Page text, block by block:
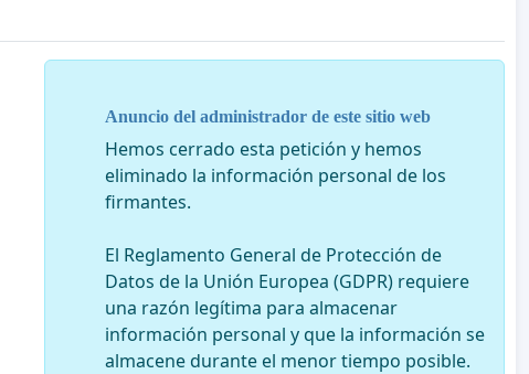
Anuncio del administrador de este sitio web
Hemos cerrado esta petición y hemos
eliminado la información personal de los
firmantes.
El Reglamento General de Protección de
Datos de la Unión Europea (GDPR) requiere
una razón legítima para almacenar
información personal y que la información se
almacene durante el menor tiempo posible.